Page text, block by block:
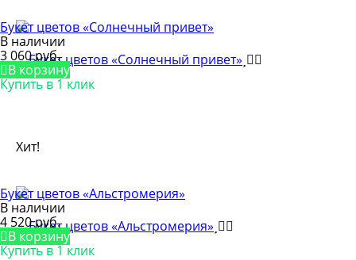
Букет цветов «Солнечный привет»
В наличии
3 060 руб.
В корзину
Купить в 1 клик
Хит!
Букет цветов «Альстромерия»
В наличии
4 520 руб.
В корзину
Купить в 1 клик